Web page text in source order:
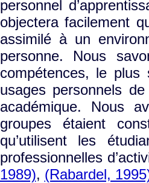
personnel
objectera facilement
assimilé à un
personne. Nous
compétences, le
usages personnels
académique. Nous
groupes étaient
qu’utilisent les
professionnelles
1989), (Rabardel,